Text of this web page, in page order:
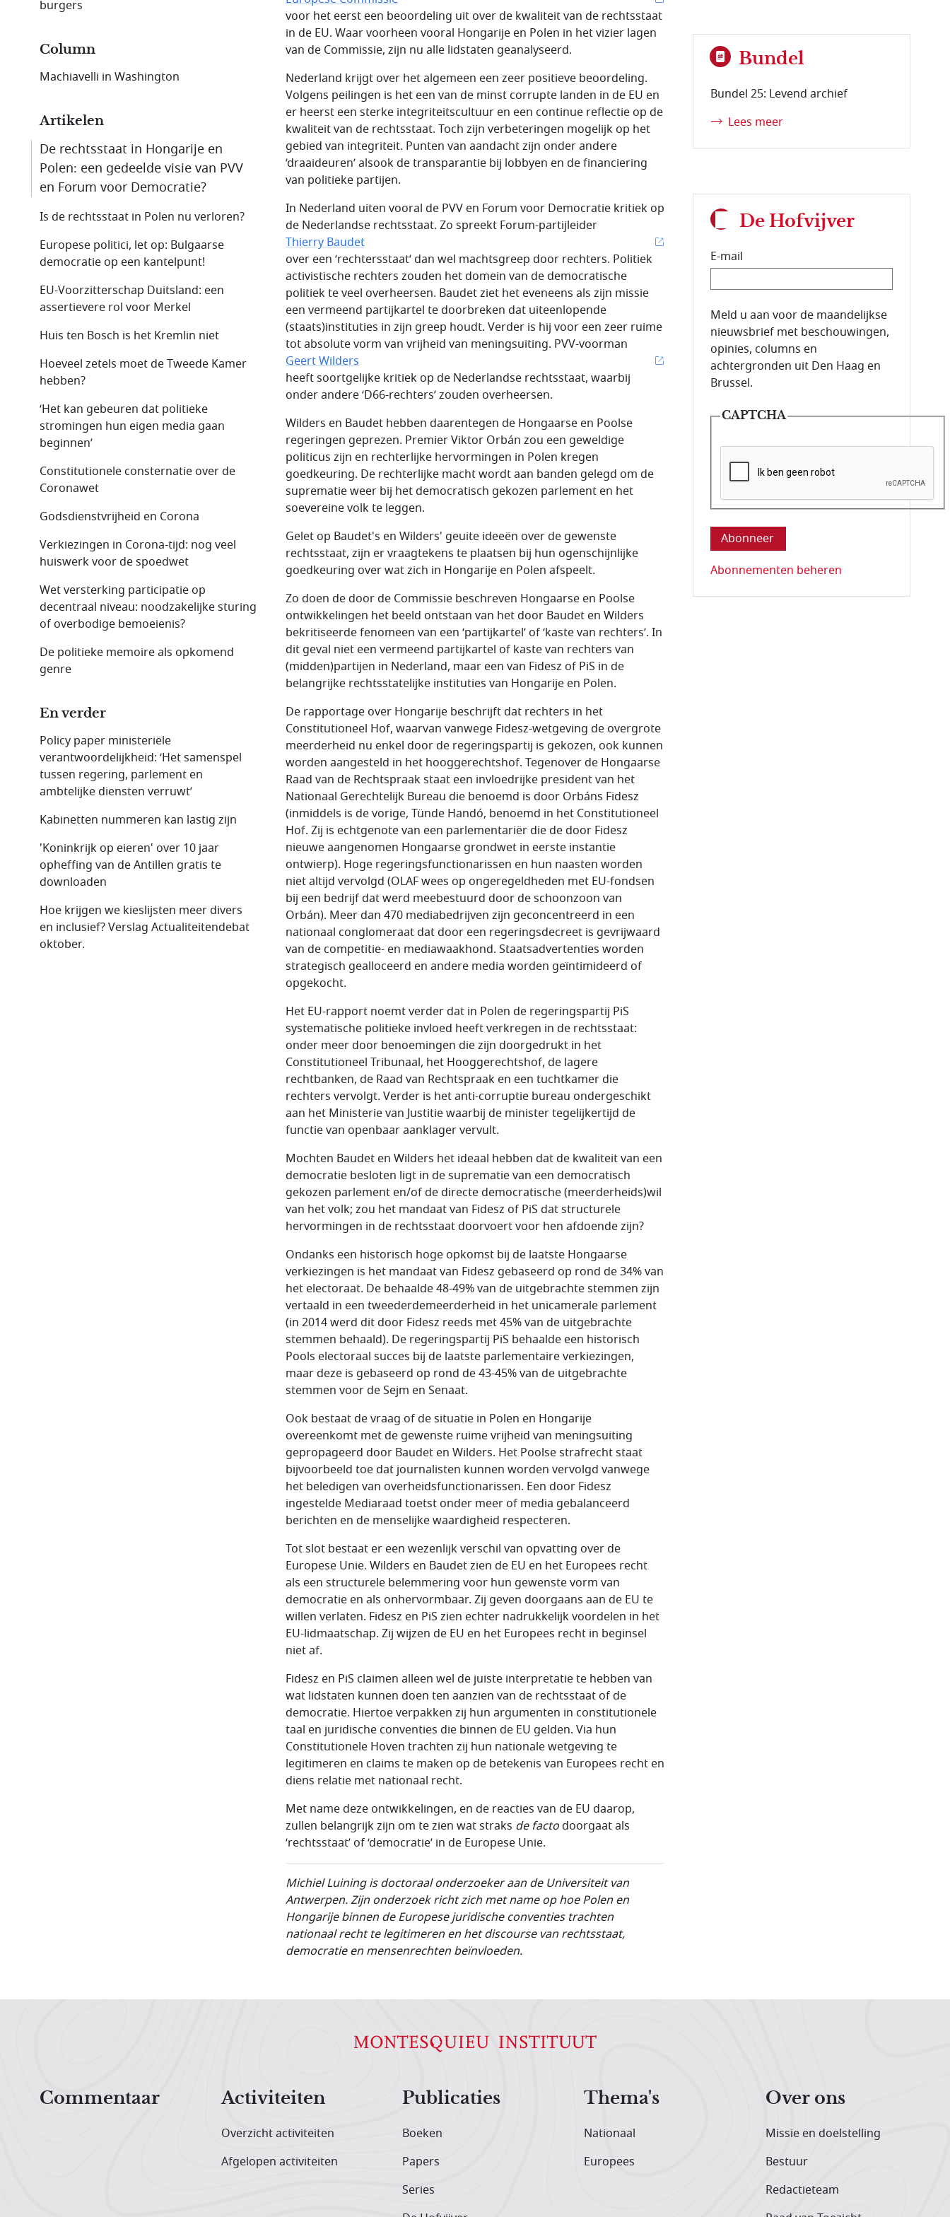
voor het eerst een beoordeling uit over de kwaliteit van de rechtsstaat
in de EU. Waar voorheen vooral Hongarije en Polen in het vizier lagen
van de Commissie, zijn nu alle lidstaten geanalyseerd.
Nederland krijgt over het algemeen een zeer positieve beoordeling.
Volgens peilingen is het een van de minst corrupte landen in de EU en
er heerst een sterke integriteitscultuur en een continue reflectie op de
kwaliteit van de rechtsstaat. Toch zijn verbeteringen mogelijk op het
gebied van integriteit. Punten van aandacht zijn onder andere
’draaideuren’ alsook de transparantie bij lobbyen en de financiering
van politieke partijen.
In Nederland uiten vooral de PVV en Forum voor Democratie kritiek op
de Nederlandse rechtsstaat. Zo spreekt Forum-partijleider
Thierry Baudet
over een ‘rechtersstaat’ dan wel machtsgreep door rechters. Politiek
activistische rechters zouden het domein van de democratische
politiek te veel overheersen. Baudet ziet het eveneens als zijn missie
een vermeend partijkartel te doorbreken dat uiteenlopende
(staats)instituties in zijn greep houdt. Verder is hij voor een zeer ruime
tot absolute vorm van vrijheid van meningsuiting. PVV-voorman
Geert Wilders
heeft soortgelijke kritiek op de Nederlandse rechtsstaat, waarbij
onder andere ‘D66-rechters’ zouden overheersen.
Wilders en Baudet hebben daarentegen de Hongaarse en Poolse
regeringen geprezen. Premier Viktor Orbán zou een geweldige
politicus zijn en rechterlijke hervormingen in Polen kregen
goedkeuring. De rechterlijke macht wordt aan banden gelegd om de
suprematie weer bij het democratisch gekozen parlement en het
soevereine volk te leggen.
Gelet op Baudet's en Wilders' geuite ideeën over de gewenste
rechtsstaat, zijn er vraagtekens te plaatsen bij hun ogenschijnlijke
goedkeuring over wat zich in Hongarije en Polen afspeelt.
Zo doen de door de Commissie beschreven Hongaarse en Poolse
ontwikkelingen het beeld ontstaan van het door Baudet en Wilders
bekritiseerde fenomeen van een ‘partijkartel’ of ‘kaste van rechters’. In
dit geval niet een vermeend partijkartel of kaste van rechters van
(midden)partijen in Nederland, maar een van Fidesz of PiS in de
belangrijke rechtsstatelijke instituties van Hongarije en Polen.
De rapportage over Hongarije beschrijft dat rechters in het
Constitutioneel Hof, waarvan vanwege Fidesz-wetgeving de overgrote
meerderheid nu enkel door de regeringspartij is gekozen, ook kunnen
worden aangesteld in het hooggerechtshof. Tegenover de Hongaarse
Raad van de Rechtspraak staat een invloedrijke president van het
Nationaal Gerechtelijk Bureau die benoemd is door Orbáns Fidesz
(inmiddels is de vorige, Tünde Handó, benoemd in het Constitutioneel
Hof. Zij is echtgenote van een parlementariër die de door Fidesz
nieuwe aangenomen Hongaarse grondwet in eerste instantie
ontwierp). Hoge regeringsfunctionarissen en hun naasten worden
niet altijd vervolgd (OLAF wees op ongeregeldheden met EU-fondsen
bij een bedrijf dat werd meebestuurd door de schoonzoon van
Orbán). Meer dan 470 mediabedrijven zijn geconcentreerd in een
nationaal conglomeraat dat door een regeringsdecreet is gevrijwaard
van de competitie- en mediawaakhond. Staatsadvertenties worden
strategisch gealloceerd en andere media worden geïntimideerd of
opgekocht.
Het EU-rapport noemt verder dat in Polen de regeringspartij PiS
systematische politieke invloed heeft verkregen in de rechtsstaat:
onder meer door benoemingen die zijn doorgedrukt in het
Constitutioneel Tribunaal, het Hooggerechtshof, de lagere
rechtbanken, de Raad van Rechtspraak en een tuchtkamer die
rechters vervolgt. Verder is het anti-corruptie bureau ondergeschikt
aan het Ministerie van Justitie waarbij de minister tegelijkertijd de
functie van openbaar aanklager vervult.
Mochten Baudet en Wilders het ideaal hebben dat de kwaliteit van een
democratie besloten ligt in de suprematie van een democratisch
gekozen parlement en/of de directe democratische (meerderheids)wil
van het volk; zou het mandaat van Fidesz of PiS dat structurele
hervormingen in de rechtsstaat doorvoert voor hen afdoende zijn?
Ondanks een historisch hoge opkomst bij de laatste Hongaarse
verkiezingen is het mandaat van Fidesz gebaseerd op rond de 34% van
het electoraat. De behaalde 48-49% van de uitgebrachte stemmen zijn
vertaald in een tweederdemeerderheid in het unicamerale parlement
(in 2014 werd dit door Fidesz reeds met 45% van de uitgebrachte
stemmen behaald). De regeringspartij PiS behaalde een historisch
Pools electoraal succes bij de laatste parlementaire verkiezingen,
maar deze is gebaseerd op rond de 43-45% van de uitgebrachte
stemmen voor de Sejm en Senaat.
Ook bestaat de vraag of de situatie in Polen en Hongarije
overeenkomt met de gewenste ruime vrijheid van meningsuiting
gepropageerd door Baudet en Wilders. Het Poolse strafrecht staat
bijvoorbeeld toe dat journalisten kunnen worden vervolgd vanwege
het beledigen van overheidsfunctionarissen. Een door Fidesz
ingestelde Mediaraad toetst onder meer of media gebalanceerd
berichten en de menselijke waardigheid respecteren.
Tot slot bestaat er een wezenlijk verschil van opvatting over de
Europese Unie. Wilders en Baudet zien de EU en het Europees recht
als een structurele belemmering voor hun gewenste vorm van
democratie en als onhervormbaar. Zij geven doorgaans aan de EU te
willen verlaten. Fidesz en PiS zien echter nadrukkelijk voordelen in het
EU-lidmaatschap. Zij wijzen de EU en het Europees recht in beginsel
niet af.
Fidesz en PiS claimen alleen wel de juiste interpretatie te hebben van
wat lidstaten kunnen doen ten aanzien van de rechtsstaat of de
democratie. Hiertoe verpakken zij hun argumenten in constitutionele
taal en juridische conventies die binnen de EU gelden. Via hun
Constitutionele Hoven trachten zij hun nationale wetgeving te
legitimeren en claims te maken op de betekenis van Europees recht en
diens relatie met nationaal recht.
Met name deze ontwikkelingen, en de reacties van de EU daarop,
zullen belangrijk zijn om te zien wat straks de facto doorgaat als
‘rechtsstaat’ of ‘democratie’ in de Europese Unie.
Michiel Luining is doctoraal onderzoeker aan de Universiteit van
Antwerpen. Zijn onderzoek richt zich met name op hoe Polen en
Hongarije binnen de Europese juridische conventies trachten
nationaal recht te legitimeren en het discourse van rechtsstaat,
democratie en mensenrechten beïnvloeden.
burgers
Column
Machiavelli in Washington
Artikelen
De rechtsstaat in Hongarije en
Polen: een gedeelde visie van PVV
en Forum voor Democratie?
Is de rechtsstaat in Polen nu verloren?
Europese politici, let op: Bulgaarse
democratie op een kantelpunt!
EU-Voorzitterschap Duitsland: een
assertievere rol voor Merkel
Huis ten Bosch is het Kremlin niet
Hoeveel zetels moet de Tweede Kamer
hebben?
‘Het kan gebeuren dat politieke
stromingen hun eigen media gaan
beginnen’
Constitutionele consternatie over de
Coronawet
Godsdienstvrijheid en Corona
Verkiezingen in Corona-tijd: nog veel
huiswerk voor de spoedwet
Wet versterking participatie op
decentraal niveau: noodzakelijke sturing
of overbodige bemoeienis?
De politieke memoire als opkomend
genre
En verder
Policy paper ministeriële
verantwoordelijkheid: ‘Het samenspel
tussen regering, parlement en
ambtelijke diensten verruwt’
Kabinetten nummeren kan lastig zijn
'Koninkrijk op eieren' over 10 jaar
opheffing van de Antillen gratis te
downloaden
Hoe krijgen we kieslijsten meer divers
en inclusief? Verslag Actualiteitendebat
oktober.
Bundel
Bundel 25: Levend archief
Lees meer
De Hofvijver
E-mail
E-mailadres van de abonnee.
Meld u aan voor de maandelijkse
nieuwsbrief met beschouwingen,
opinies, columns en
achtergronden uit Den Haag en
Brussel.
CAPTCHA
Deze vraag is om te controleren dat u
Abonnementen beheren
Commentaar
Activiteiten
Overzicht activiteiten
Afgelopen activiteiten
Publicaties
Boeken
Papers
Series
Thema's
Nationaal
Europees
Over ons
Missie en doelstelling
Bestuur
Redactieteam